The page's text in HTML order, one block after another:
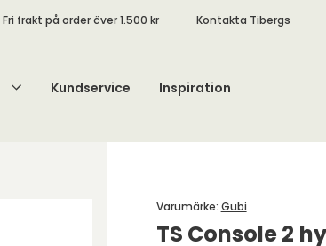
Fri frakt på order över 1.500 kr Kontakta Tibergs
Kundservice Inspiration
TS Console 2
Varumärke: Gubi